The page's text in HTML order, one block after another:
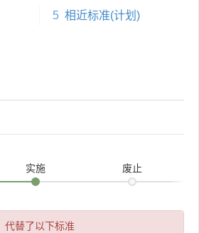
5 相近标准(计划)
实施 废止
代替了以下标准